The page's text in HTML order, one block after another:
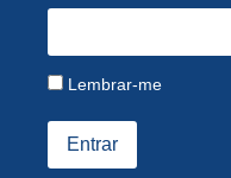
Lembrar-me
Entrar